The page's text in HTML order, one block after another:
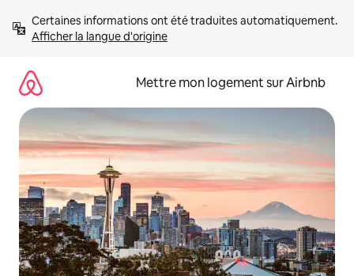
directement
Afficher la langue d'origine
Mettre mon logement sur Airbnb